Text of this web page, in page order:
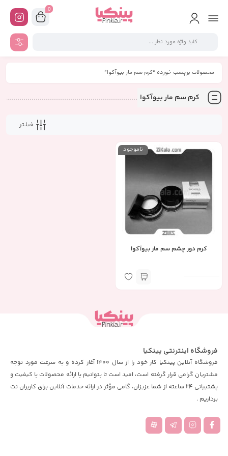
0
محصولات برچسب خورده “کرم سم مار بیوآکوا”
کرم سم مار بیوآکوا
فیلـتر
ناموجود
کرم دور چشم سم مار بیوآکوا
فروشگاه اینترنتی پینکیا
فروشگاه آنلاین پینکیا کار خود را از سال 1400 آغاز کرده و به سرعت مورد توجه
مشتریان گرامی قرار گرفته است، امید است تا بتوانیم با ارائه محصولات با کیفیت و
پشتیبانی 24 ساعته از شما عزیزان، گامی مؤثر در ارائه خدمات آنلاین برای کاربران نت
برداریم .